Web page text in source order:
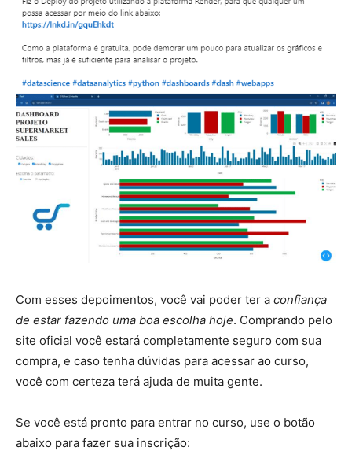
Com esses depoimentos, você vai poder ter a confiança
de estar fazendo uma boa escolha hoje. Comprando pelo
site oficial você estará completamente seguro com sua
compra, e caso tenha dúvidas para acessar ao curso,
você com certeza terá ajuda de muita gente.
Se você está pronto para entrar no curso, use o botão
abaixo para fazer sua inscrição: